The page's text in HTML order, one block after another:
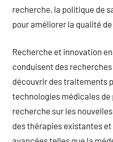
recherche, la politique de
pour améliorer la qualité
Recherche et innovation
conduisent des
découvrir des traitements
technologies médicales de
recherche sur les
des thérapies existantes